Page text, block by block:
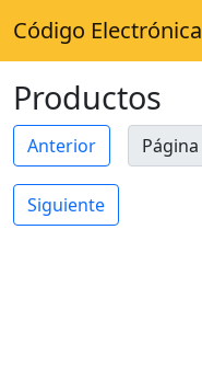
Código Electrónica
Productos
Anterior Página
Siguiente